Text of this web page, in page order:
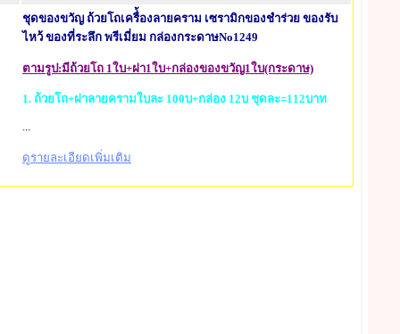
ชุดของขวัญ ถ้วยโถเครื่้องลายคราม เซรามิกของชำร่วย ของรับ
ไหว้ ของที่ระลึก พรีเมี่ยม กล่องกระดาษNo1249
ตามรูป:มีถ้วยโถ 1ใบ+ฝา1ใบ+กล่องของขวัญ1ใบ(กระดาษ)
1. ถ้วยโถ+ฝาลายครามใบละ 100บ+กล่อง 12บ ชุดละ=112บาท
...
ดูรายละเอียดเพิ่มเติม